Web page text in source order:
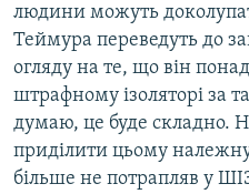
людини можуть
Теймура переведуть до
огляду на те, що він
штрафному ізоляторі за
думаю, це буде складно.
приділити цьому
більше не потрапляв у